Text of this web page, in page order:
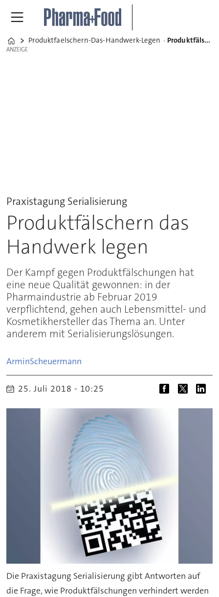
Home
Produktfaelschern-Das-Handwerk-Legen Produktfälschern das Handwerk legen
ANZEIGE
ANZEIGE
Praxistagung Serialisierung
Produktfälschern das
Handwerk legen
Der Kampf gegen Produktfälschungen hat
eine neue Qualität gewonnen: in der
Pharmaindustrie ab Februar 2019
verpflichtend, gehen auch Lebensmittel- und
Kosmetikhersteller das Thema an. Unter
anderem mit Serialisierungslösungen.
ArminScheuermann
25. Juli 2018 - 10:25
Die Praxistagung Serialisierung gibt Antworten auf
die Frage, wie Produktfälschungen verhindert werden